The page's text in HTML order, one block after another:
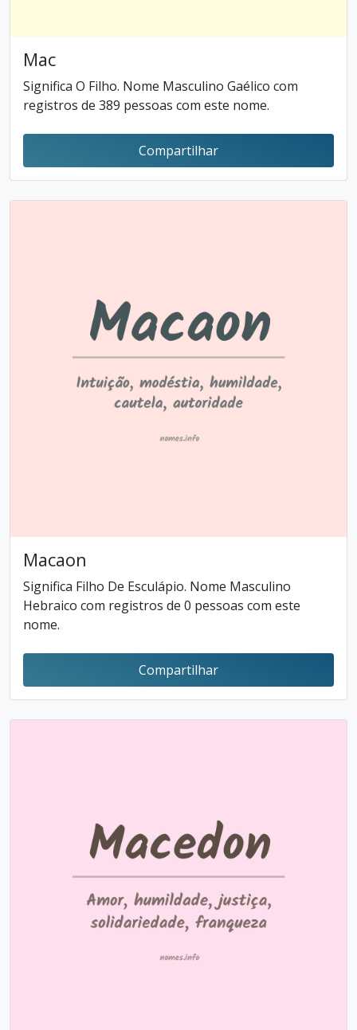
Mac
Significa O Filho. Nome Masculino Gaélico com
registros de 389 pessoas com este nome.
Compartilhar
Macaon
Significa Filho De Esculápio. Nome Masculino
Hebraico com registros de 0 pessoas com este
nome.
Compartilhar